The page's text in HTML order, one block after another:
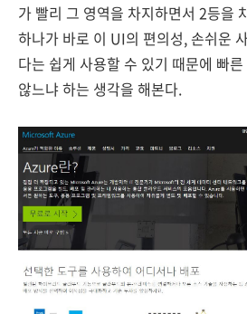
가 빨리 그 영역을 차지하면서 2등을
하나가 바로 이 UI의 편의성, 손쉬운
다는 쉽게 사용할 수 있기 때문에 빠
않느냐 하는 생각을 해본다.